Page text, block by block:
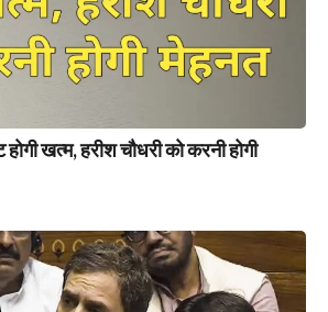
खत्म, हरीश चौधरी को करनी होगी